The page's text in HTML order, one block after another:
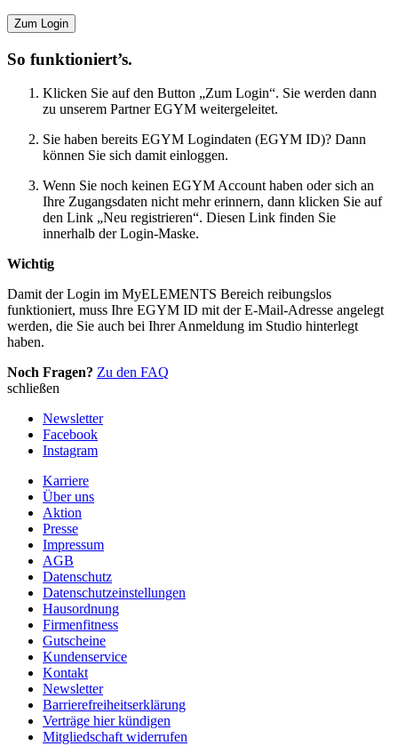
Zum Login
So funktioniert’s.
Klicken Sie auf den Button „Zum Login“. Sie werden dann
zu unserem Partner EGYM weitergeleitet.
Sie haben bereits EGYM Logindaten (EGYM ID)? Dann
können Sie sich damit einloggen.
Wenn Sie noch keinen EGYM Account haben oder sich an
Ihre Zugangsdaten nicht mehr erinnern, dann klicken Sie auf
den Link „Neu registrieren“. Diesen Link finden Sie
innerhalb der Login-Maske.
Wichtig
Damit der Login im MyELEMENTS Bereich reibungslos
funktioniert, muss Ihre EGYM ID mit der E-Mail-Adresse angelegt
werden, die Sie auch bei Ihrer Anmeldung im Studio hinterlegt
haben.
Noch Fragen? Zu den FAQ
schließen
Newsletter
Facebook
Instagram
Karriere
Über uns
Aktion
Presse
Impressum
AGB
Datenschutz
Datenschutzeinstellungen
Hausordnung
Firmenfitness
Gutscheine
Kundenservice
Kontakt
Newsletter
Barrierefreiheitserklärung
Verträge hier kündigen
Mitgliedschaft widerrufen